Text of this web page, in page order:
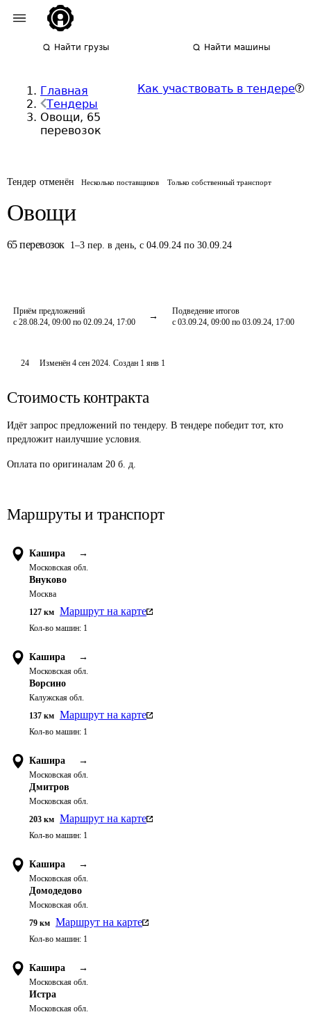
Найти грузы Найти машины
Главная
Тендеры
Овощи, 65
перевозок
Как участвовать в тендере
Тендер отменён Несколько поставщиков Только собственный транспорт
Овощи
65 перевозок 1–3 пер. в день, с 04.09.24 по 30.09.24
Приём предложений
с 28.08.24, 09:00 по 02.09.24, 17:00
Подведение итогов
с 03.09.24, 09:00 по 03.09.24, 17:00
24 Изменён4 сен 2024. Создан 1 янв 1
Стоимость контракта
Идёт запрос предложений по тендеру. В тендере победит тот, кто
предложит наилучшие условия.
Оплата по оригиналам 20 б. д.
Маршруты и транспорт
Кашира →
Московская обл.
Внуково
Москва
127 км Маршрут на карте
Кол-во машин: 1
Кашира →
Московская обл.
Ворсино
Калужская обл.
137 км Маршрут на карте
Кол-во машин: 1
Кашира →
Московская обл.
Дмитров
Московская обл.
203 км Маршрут на карте
Кол-во машин: 1
Кашира →
Московская обл.
Домодедово
Московская обл.
79 км Маршрут на карте
Кол-во машин: 1
Кашира →
Московская обл.
Истра
Московская обл.